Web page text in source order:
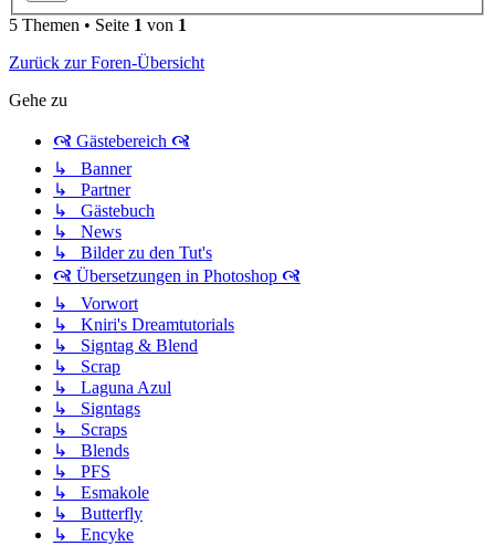
5 Themen • Seite 1 von 1
Zurück zur Foren-Übersicht
Gehe zu
🙧 Gästebereich 🙧
↳ Banner
↳ Partner
↳ Gästebuch
↳ News
↳ Bilder zu den Tut's
🙧 Übersetzungen in Photoshop 🙧
↳ Vorwort
↳ Kniri's Dreamtutorials
↳ Signtag & Blend
↳ Scrap
↳ Laguna Azul
↳ Signtags
↳ Scraps
↳ Blends
↳ PFS
↳ Esmakole
↳ Butterfly
↳ Encyke